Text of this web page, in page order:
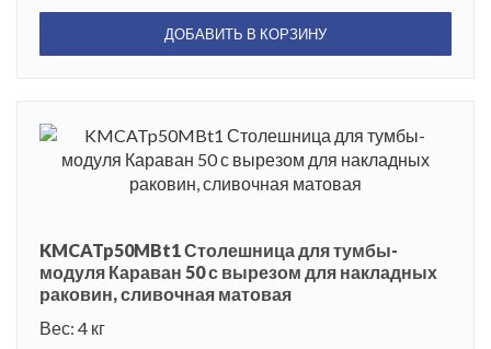
ДОБАВИТЬ В КОРЗИНУ
KMCATp50MBt1 Столешница для тумбы-
модуля Караван 50 с вырезом для накладных
раковин, сливочная матовая
Вес: 4 кг